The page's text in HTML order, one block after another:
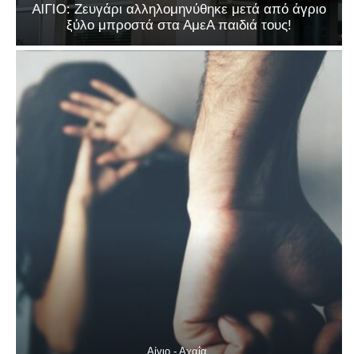
ΑΙΓΙΟ: Ζευγάρι αλληλομηνύθηκε μετά από άγριο
ξύλο μπροστά στα ΑμεΑ παιδιά τους!
Αίγιο - Αχαΐα